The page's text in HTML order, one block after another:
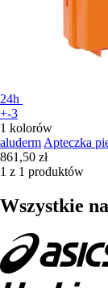
24h
+-3
1 kolorów
aluderm Apteczka
861,50 zł
1 z 1 produktów
Wszystkie